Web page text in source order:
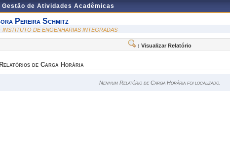
de Atividades Acadêmicas
Pereira Schmitz
INSTITUTO DE ENGENHARIAS INTEGRADAS
: Visualizar Relatório
Relatórios de Carga Horária
Nenhum Relatório de Carga Horária foi localizado.